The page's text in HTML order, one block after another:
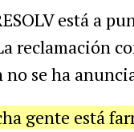
está a
reclamación
se ha
gente está